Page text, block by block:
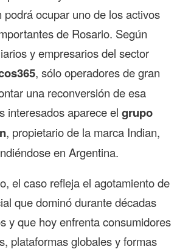
podrá ocupar uno de los activos
de Rosario. Según
y empresarios del sector
, sólo operadores de gran
una reconversión de esa
interesados aparece el grupo
, propietario de la marca Indian,
en Argentina.
el caso refleja el agotamiento de
que dominó durante décadas
y que hoy enfrenta consumidores
plataformas globales y formas